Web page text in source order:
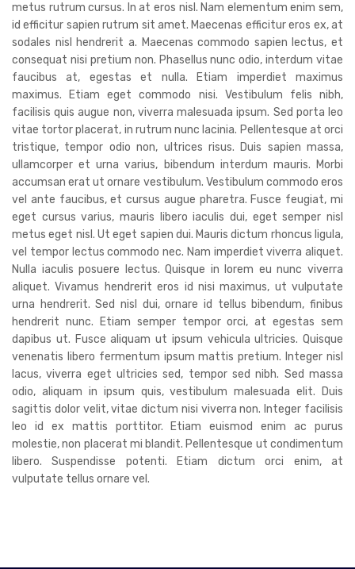
metus rutrum cursus. In at eros nisl. Nam elementum enim sem,
id efficitur sapien rutrum sit amet. Maecenas efficitur eros ex, at
sodales nisl hendrerit a. Maecenas commodo sapien lectus, et
consequat nisi pretium non. Phasellus nunc odio, interdum vitae
faucibus at, egestas et nulla. Etiam imperdiet maximus
maximus. Etiam eget commodo nisi. Vestibulum felis nibh,
facilisis quis augue non, viverra malesuada ipsum. Sed porta leo
vitae tortor placerat, in rutrum nunc lacinia. Pellentesque at orci
tristique, tempor odio non, ultrices risus. Duis sapien massa,
ullamcorper et urna varius, bibendum interdum mauris. Morbi
accumsan erat ut ornare vestibulum. Vestibulum commodo eros
vel ante faucibus, et cursus augue pharetra. Fusce feugiat, mi
eget cursus varius, mauris libero iaculis dui, eget semper nisl
metus eget nisl. Ut eget sapien dui. Mauris dictum rhoncus ligula,
vel tempor lectus commodo nec. Nam imperdiet viverra aliquet.
Nulla iaculis posuere lectus. Quisque in lorem eu nunc viverra
aliquet. Vivamus hendrerit eros id nisi maximus, ut vulputate
urna hendrerit. Sed nisl dui, ornare id tellus bibendum, finibus
hendrerit nunc. Etiam semper tempor orci, at egestas sem
dapibus ut. Fusce aliquam ut ipsum vehicula ultricies. Quisque
venenatis libero fermentum ipsum mattis pretium. Integer nisl
lacus, viverra eget ultricies sed, tempor sed nibh. Sed massa
odio, aliquam in ipsum quis, vestibulum malesuada elit. Duis
sagittis dolor velit, vitae dictum nisi viverra non. Integer facilisis
leo id ex mattis porttitor. Etiam euismod enim ac purus
molestie, non placerat mi blandit. Pellentesque ut condimentum
libero. Suspendisse potenti. Etiam dictum orci enim, at
vulputate tellus ornare vel.